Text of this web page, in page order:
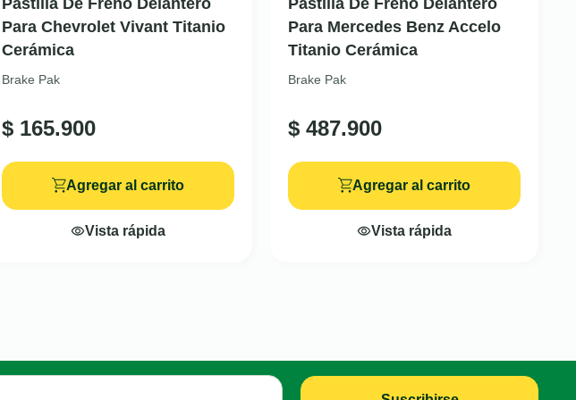
Para Chevrolet Vivant Titanio
Cerámica
Brake Pak
$ 165.900
Agregar al carrito
Vista rápida
Para Mercedes Benz Accelo
Titanio Cerámica
Brake Pak
$ 487.900
Agregar al carrito
Vista rápida